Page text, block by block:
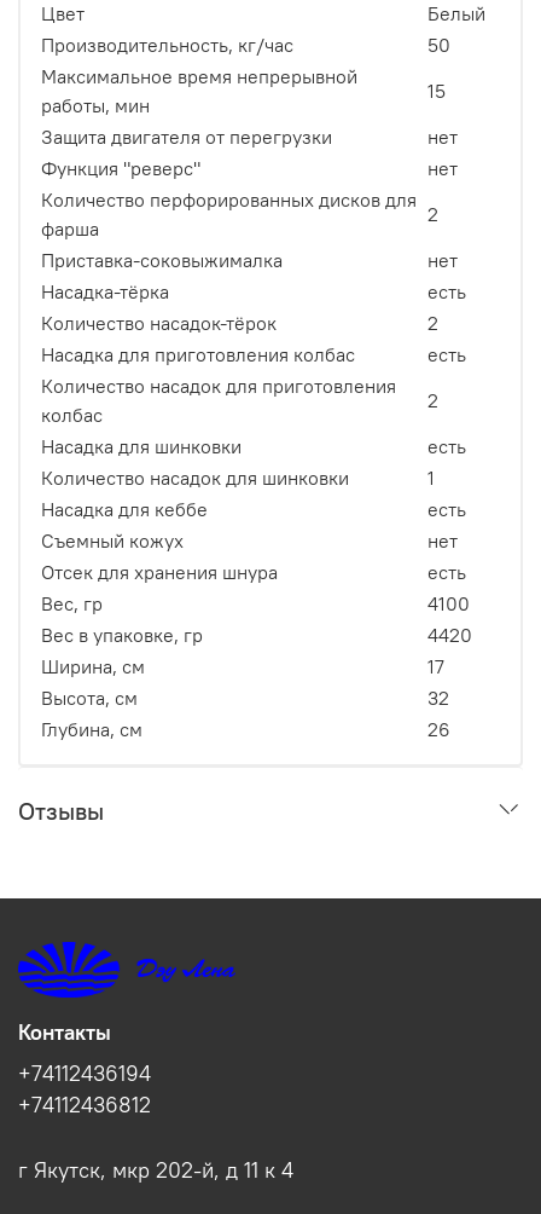
Цвет
Белый
Производительность, кг/час
50
Максимальное время непрерывной
работы, мин
15
Защита двигателя от перегрузки
нет
Функция "реверс"
нет
Количество перфорированных дисков для
фарша
2
Приставка-соковыжималка
нет
Насадка-тёрка
есть
Количество насадок-тёрок
2
Насадка для приготовления колбас
есть
Количество насадок для приготовления
колбас
2
Насадка для шинковки
есть
Количество насадок для шинковки
1
Насадка для кеббе
есть
Съемный кожух
нет
Отсек для хранения шнура
есть
Вес, гр
4100
Вес в упаковке, гр
4420
Ширина, см
17
Высота, см
32
Глубина, см
26
Отзывы
Контакты
+74112436194
+74112436812
г Якутск, мкр 202-й, д 11 к 4